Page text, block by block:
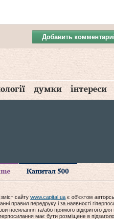
Добавить
думки інтереси
Капитал 500
сайту www.capital.ua є об'єктом
правил передруку і за наявності
посилання та/або прямого відкритого
має бути розміщене в